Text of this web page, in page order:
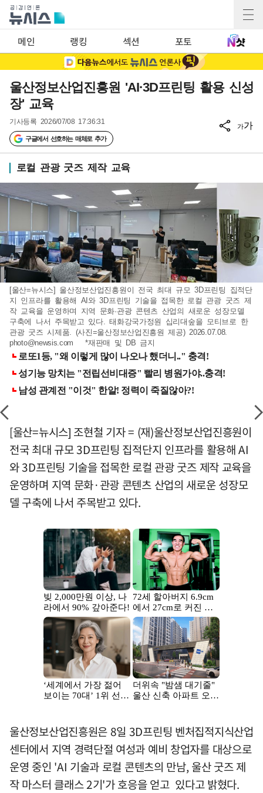
메인 랭킹 섹션 포토
울산정보산업진흥원 'AI·3D프린팅 활용 신성
장' 교육
기사등록 2026/07/08 17:36:31
구글에서 선호하는 매체로 추가
가가
로컬 관광 굿즈 제작 교육
[울산=뉴시스] 울산정보산업진흥원이 전국 최대 규모 3D프린팅 집적단
지 인프라를 활용해 AI와 3D프린팅 기술을 접목한 로컬 관광 굿즈 제
작 교육을 운영하며 지역 문화·관광 콘텐츠 산업의 새로운 성장모델
구축에 나서 주목받고 있다. 태화강국가정원 십리대숲을 모티브로 한
관광 굿즈 시제품. (사진=울산정보산업진흥원 제공) 2026.07.08.
photo@newsis.com *재판매 및 DB 금지
[울산=뉴시스] 조현철 기자 = (재)울산정보산업진흥원이
전국 최대 규모 3D프린팅 집적단지 인프라를 활용해 AI
와 3D프린팅 기술을 접목한 로컬 관광 굿즈 제작 교육을
운영하며 지역 문화·관광 콘텐츠 산업의 새로운 성장모
델 구축에 나서 주목받고 있다.
울산정보산업진흥원은 8일 3D프린팅 벤처집적지식산업
센터에서 지역 경력단절 여성과 예비 창업자를 대상으로
운영 중인 'AI 기술과 로컬 콘텐츠의 만남, 울산 굿즈 제
작 마스터 클래스 2기'가 호응을 얻고 있다고 밝혔다.